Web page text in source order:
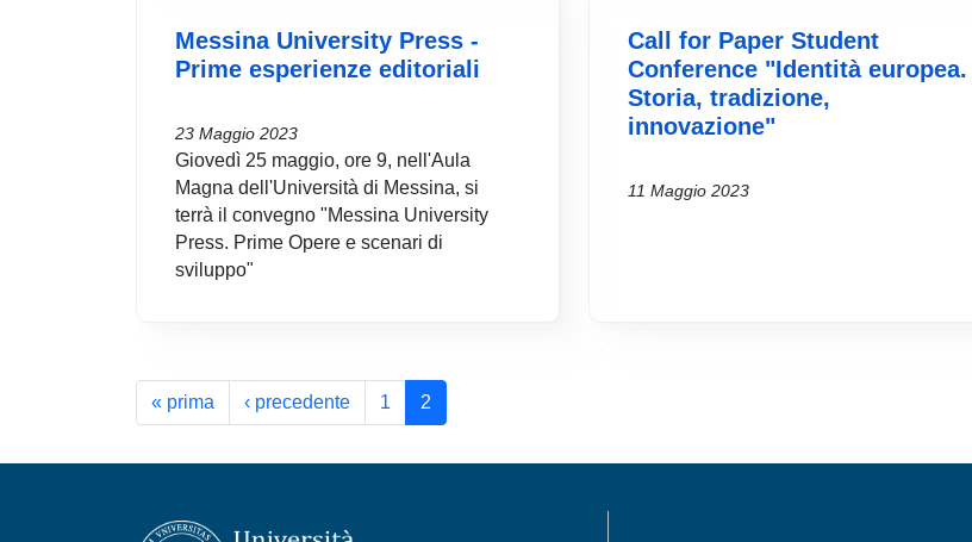
Messina University Press -
Prime esperienze editoriali
23 Maggio 2023
Giovedì 25 maggio, ore 9, nell'Aula
Magna dell'Università di Messina, si
terrà il convegno "Messina University
Press. Prime Opere e scenari di
sviluppo"
Call for Paper Student
Conference "Identità europea.
Storia, tradizione,
innovazione"
11 Maggio 2023
Paginazione
« prima Prima pagina
‹ precedentePagina precedente
1 2